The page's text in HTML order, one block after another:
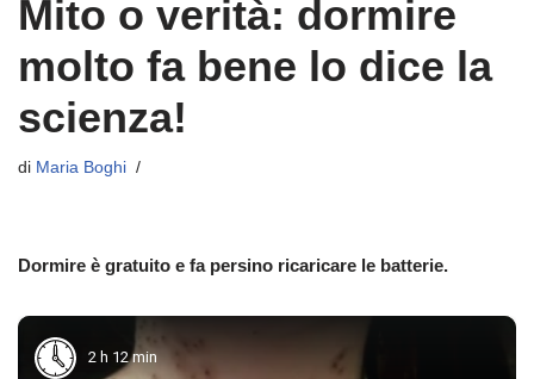
Mito o verità: dormire
molto fa bene lo dice la
scienza!
di Maria Boghi
Dormire è gratuito e fa persino ricaricare le batterie.
2 h 12 min